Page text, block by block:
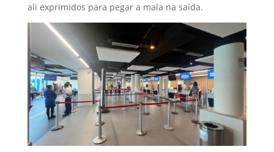
ali exprimidos para pegar a mala na saída.